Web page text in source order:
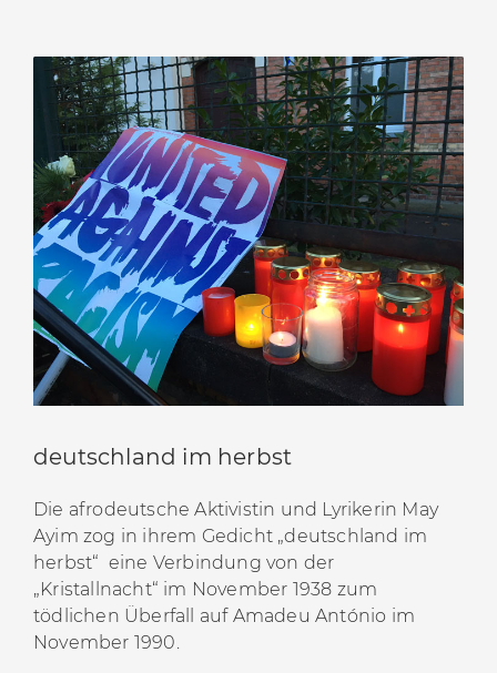
deutschland im herbst
Die afrodeutsche Aktivistin und Lyrikerin May
Ayim zog in ihrem Gedicht „deutschland im
herbst“ eine Verbindung von der
„Kristallnacht“ im November 1938 zum
tödlichen Überfall auf Amadeu António im
November 1990.